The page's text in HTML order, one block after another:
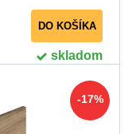
DO KOŠÍKA
skladom
-17%